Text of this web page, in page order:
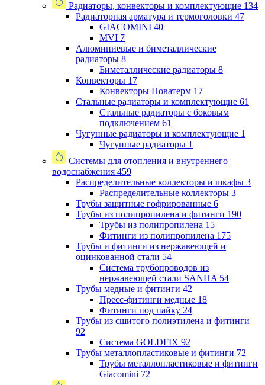
Радиаторы, конвекторы и комплектующие 134
Радиаторная арматура и термоголовки 47
GIACOMINI 40
MVI 7
Алюминиевые и биметаллические
радиаторы 8
Биметаллические радиаторы 8
Конвекторы 17
Конвекторы Новатерм 17
Стальные радиаторы и комплектующие 61
Стальные радиаторы с боковым
подключением 61
Чугунные радиаторы и комплектующие 1
Чугунные радиаторы 1
Системы для отопления и внутреннего
водоснабжения 459
Распределительные коллекторы и шкафы 3
Распределительные коллекторы 3
Трубы защитные гофрированные 6
Трубы из полипропилена и фитинги 190
Трубы из полипропилена 15
Фитинги из полипропилена 175
Трубы и фитинги из нержавеющей и
оцинкованной стали 54
Система трубопроводов из
нержавеющей стали SANHA 54
Трубы медные и фитинги 42
Пресс-фитинги медные 18
Фитинги под пайку 24
Трубы из сшитого полиэтилена и фитинги
92
Система GOLDFIX 92
Трубы металлопластиковые и фитинги 72
Трубы металлопластиковые и фитинги
Giacomini 72